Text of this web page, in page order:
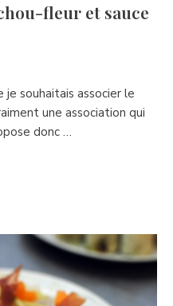
fleur et sauce
souhaitais associer le
une association qui
donc …